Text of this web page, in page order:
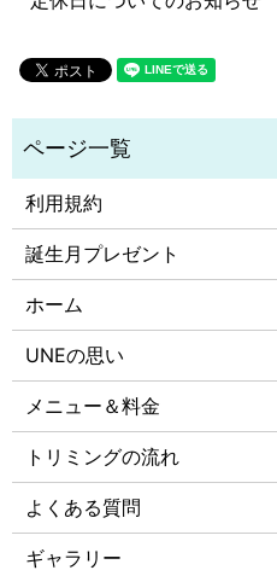
利用規約
誕生月プレゼント
ホーム
UNEの思い
メニュー＆料金
トリミングの流れ
よくある質問
ギャラリー